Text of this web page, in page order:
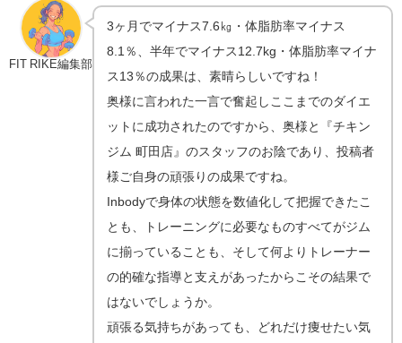
FIT RIKE編集部
3ヶ月でマイナス7.6㎏・体脂肪率マイナス
8.1％、半年でマイナス12.7kg・体脂肪率マイナ
ス13％の成果は、素晴らしいですね！
奥様に言われた一言で奮起しここまでのダイエ
ットに成功されたのですから、奥様と『チキン
ジム 町田店』のスタッフのお陰であり、投稿者
様ご自身の頑張りの成果ですね。
Inbodyで身体の状態を数値化して把握できたこ
とも、トレーニングに必要なものすべてがジム
に揃っていることも、そして何よりトレーナー
の的確な指導と支えがあったからこその結果で
はないでしょうか。
頑張る気持ちがあっても、どれだけ痩せたい気